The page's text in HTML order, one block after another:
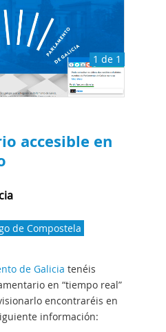
1 de 1
accesible en
de Compostela
de Galicia tenéis
en “tiempo real”
encontraréis en
información: